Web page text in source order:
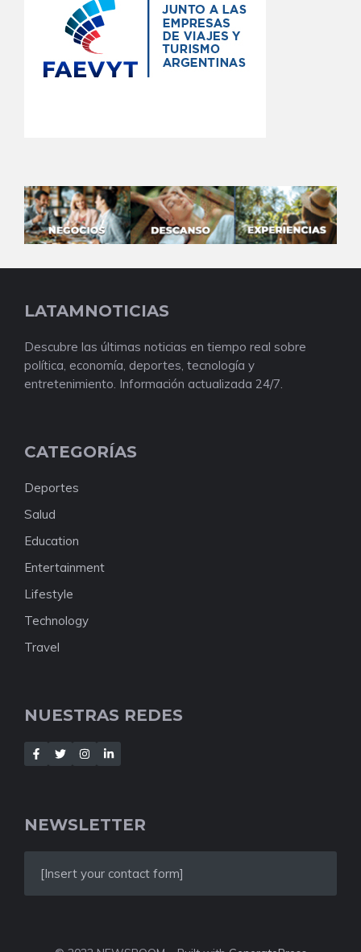
LATAMNOTICIAS
Descubre las últimas noticias en tiempo real sobre
política, economía, deportes, tecnología y
entretenimiento. Información actualizada 24/7.
CATEGORÍAS
Deportes
Salud
Education
Entertainment
Lifestyle
Technology
Travel
NUESTRAS REDES
NEWSLETTER
[Insert your contact form]